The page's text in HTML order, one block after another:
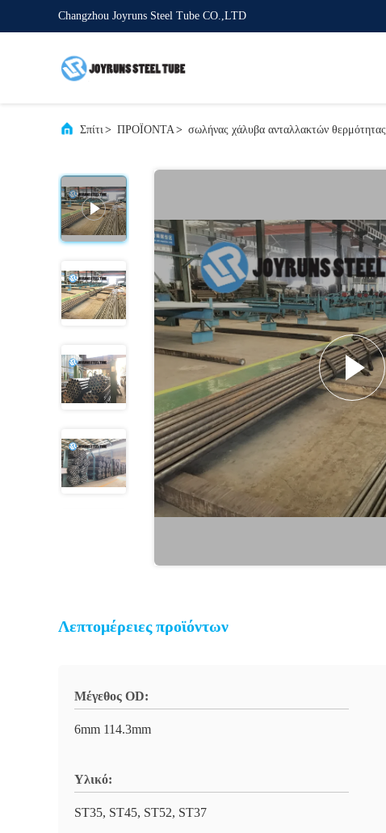
Changzhou Joyruns Steel Tube CO.,LTD
Σπίτι> ΠΡΟΪΟΝΤΑ> σωλήνας χάλυβα ανταλλακτών θερμότητας
Λεπτομέρειες προϊόντων
Μέγεθος OD:
6mm 114.3mm
Υλικό:
ST35, ST45, ST52, ST37